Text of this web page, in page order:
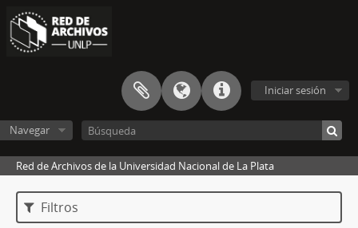
Iniciar sesión
Navegar
Red de Archivos de la Universidad Nacional de La Plata
Filtros